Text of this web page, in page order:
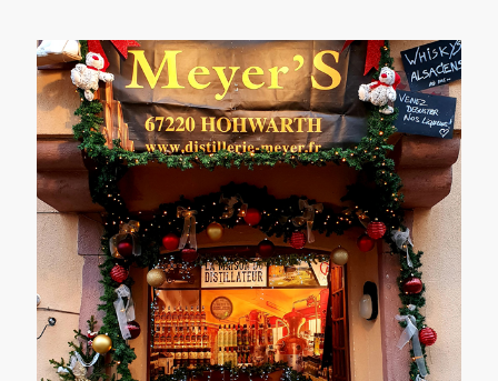
KAYSERSBERG